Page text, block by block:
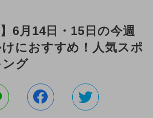
】6月14日・15日の今週
におすすめ！人気スポ
ング